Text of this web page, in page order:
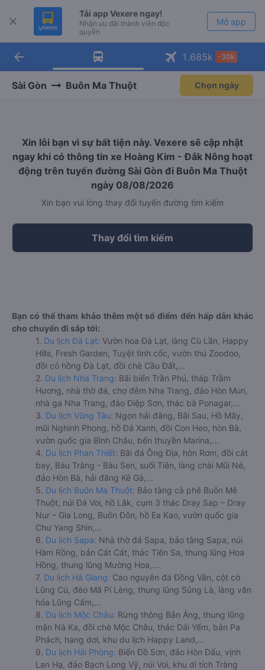
Tải app Vexere ngay!
Nhận ưu đãi thành viên độc
quyền
Mở app
Tải app Vexere
-30k/ghế khi đặt vé máy bay qua
Mở app
arrow_back 1.685k -30k
Sài Gòn Buôn Ma Thuột Chọn ngày
Xin lỗi bạn vì sự bất tiện này. Vexere sẽ cập nhật
ngay khi có thông tin xe Hoàng Kim - Đắk Nông hoạt
động trên tuyến đường Sài Gòn đi Buôn Ma Thuột
ngày 08/08/2026
Xin bạn vui lòng thay đổi tuyến đường tìm kiếm
Thay đổi tìm kiếm
Bạn có thể tham khảo thêm một số điểm đến hấp dẫn khác
cho chuyến đi sắp tới:
1. Du lịch Đà Lạt: Vườn hoa Đà Lạt, làng Cù Lần, Happy
Hills, Fresh Garden, Tuyệt tình cốc, vườn thú Zoodoo,
đồi cỏ hồng Đà Lạt, đồi chè Cầu Đất,...
2. Du lịch Nha Trang: Bãi biển Trần Phú, tháp Trầm
Hương, nhà thờ đá, chợ đêm Nha Trang, đảo Hòn Mun,
nhà ga Nha Trang, đảo Điệp Sơn, thác bà Ponagar,...
3. Du lịch Vũng Tàu: Ngọn hải đăng, Bãi Sau, Hồ Mây,
mũi Nghinh Phong, hồ Đá Xanh, đồi Con Heo, hòn Bà,
vườn quốc gia Bình Châu, bến thuyền Marina,...
4. Du lịch Phan Thiết: Bãi đá Ông Địa, hòn Rơm, đồi cát
bay, Bàu Trắng - Bàu Sen, suối Tiên, làng chài Mũi Né,
đảo Hòn Bà, hải đăng Kê Gà,...
5. Du lịch Buôn Ma Thuột: Bảo tàng cà phê Buôn Mê
Thuột, núi Đá Voi, hồ Lắk, cụm 3 thác Dray Sap – Dray
Nur – Gia Long, Buôn Đôn, hồ Ea Kao, vườn quốc gia
Chư Yang Shin,...
6. Du lịch Sapa: Nhà thờ đá Sapa, bảo tàng Sapa, núi
Hàm Rồng, bản Cát Cát, thác Tiên Sa, thung lũng Hoa
Hồng, thung lũng Mường Hoa,...
7. Du lịch Hà Giang: Cao nguyên đá Đồng Văn, cột cờ
Lũng Cú, đèo Mã Pí Lèng, thung lũng Sủng Là, làng văn
hóa Lũng Cẩm,...
8. Du lịch Mộc Châu: Rừng thông Bản Áng, thung lũng
mận Nà Ka, đồi chè Mộc Châu, thác Dải Yếm, bản Pa
Phách, hang dơi, khu du lịch Happy Land,...
9. Du lịch Hải Phòng: Biển Đồ Sơn, đảo Hòn Dấu, vịnh
Lan Hạ, đảo Bạch Long Vỹ, núi Voi, khu di tích Tràng